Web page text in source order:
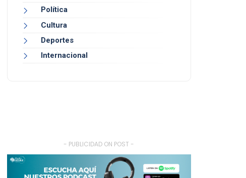
Política
Cultura
Deportes
Internacional
- PUBLICIDAD ON POST -